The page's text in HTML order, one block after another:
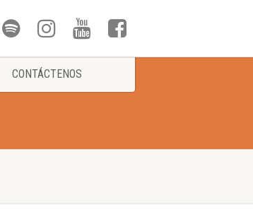
CONTÁCTENOS